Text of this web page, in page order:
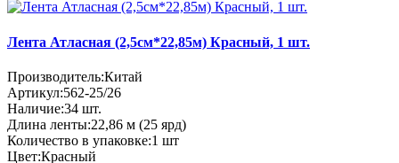
Лента Атласная (2,5см*22,85м) Красный, 1 шт.
Производитель:Китай
Артикул:562-25/26
Наличие:34 шт.
Длина ленты:22,86 м (25 ярд)
Количество в упаковке:1 шт
Цвет:Красный